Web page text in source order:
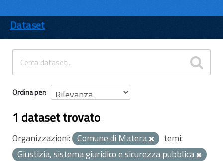
ENTI
TEMI
INFORMAZIONI
Dataset
Ordina per
1 dataset trovato
Organizzazioni: Comune di Matera
temi:
Giustizia, sistema giuridico e sicurezza pubblica